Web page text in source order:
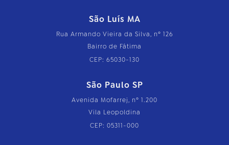
São Luís MA
Rua Armando Vieira da Silva, nº 126
Bairro de Fátima
CEP: 65030-130
São Paulo SP
Avenida Mofarrej, nº 1.200
Vila Leopoldina
CEP: 05311-000